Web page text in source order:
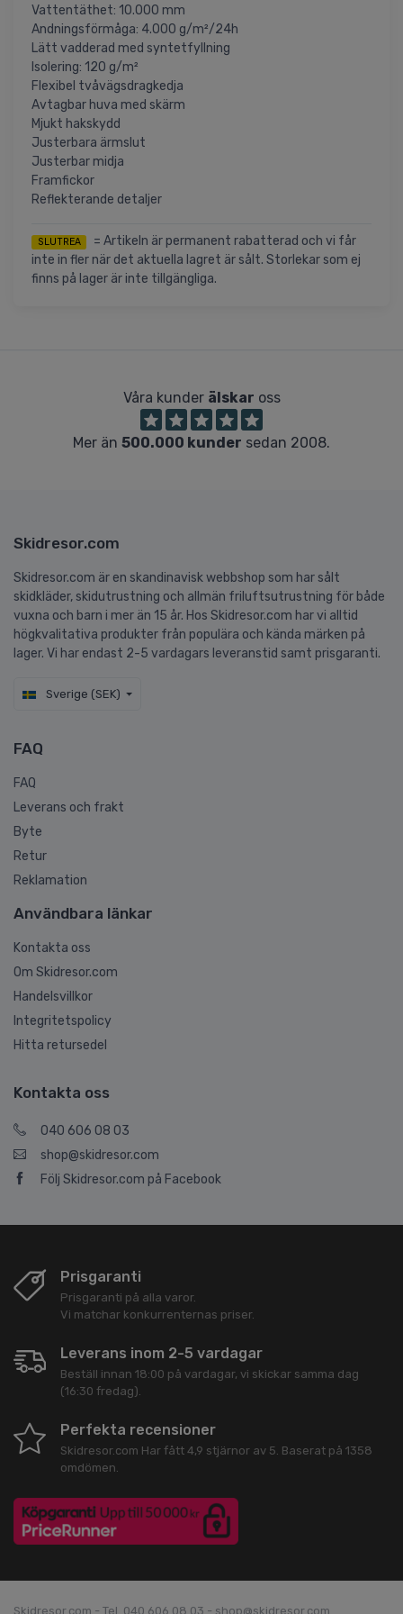
Vattentäthet: 10.000 mm
Andningsförmåga: 4.000 g/m²/24h
Lätt vadderad med syntetfyllning
Isolering: 120 g/m²
Flexibel tvåvägsdragkedja
Avtagbar huva med skärm
Mjukt hakskydd
Justerbara ärmslut
Justerbar midja
Framfickor
Reflekterande detaljer
SLUTREA
= Artikeln är permanent rabatterad och vi får
inte in fler när det aktuella lagret är sålt. Storlekar som ej
finns på lager är inte tillgängliga.
Våra kunder älskar oss
Mer än 500.000 kunder sedan 2008.
Skidresor.com
Skidresor.com är en skandinavisk webbshop som har sålt
skidkläder, skidutrustning och allmän friluftsutrustning för både
vuxna och barn i mer än 15 år. Hos Skidresor.com har vi alltid
högkvalitativa produkter från populära och kända märken på
lager. Vi har endast 2-5 vardagars leveranstid samt prisgaranti.
Sverige (SEK)
FAQ
FAQ
Leverans och frakt
Byte
Retur
Reklamation
Användbara länkar
Kontakta oss
Om Skidresor.com
Handelsvillkor
Integritetspolicy
Hitta retursedel
Kontakta oss
040 606 08 03
shop@skidresor.com
Följ Skidresor.com på Facebook
Prisgaranti
Prisgaranti på alla varor.
Vi matchar konkurrenternas priser.
Leverans inom 2-5 vardagar
Beställ innan 18:00 på vardagar, vi skickar samma dag
(16:30 fredag).
Perfekta recensioner
Skidresor.com Har fått 4,9 stjärnor av 5 . Baserat på 1358
omdömen.
Skidresor.com - Tel. 040 606 08 03 - shop@skidresor.com